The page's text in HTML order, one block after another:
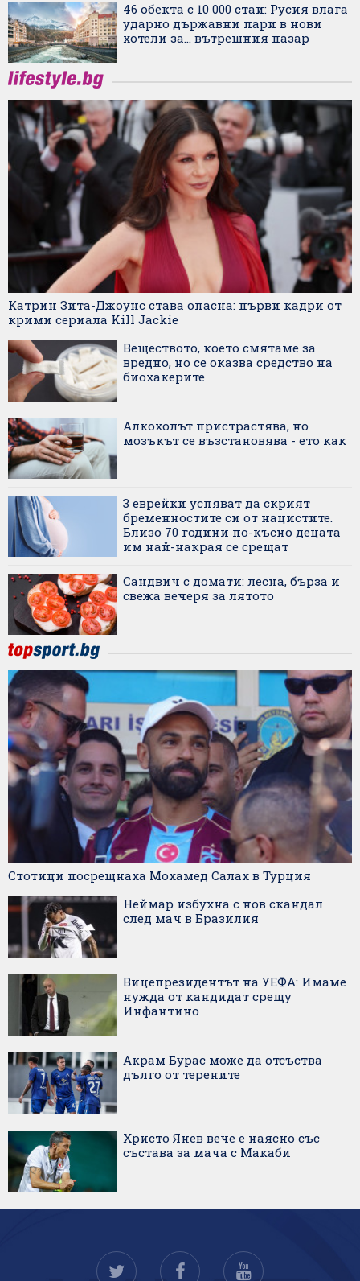
46 обекта с 10 000 стаи: Русия влага
ударно държавни пари в нови
хотели за... вътрешния пазар
Катрин Зита-Джоунс става опасна: първи кадри от
крими сериала Kill Jackie
Веществото, което смятаме за
вредно, но се оказва средство на
биохакерите
Алкохолът пристрастява, но
мозъкът се възстановява - ето как
3 еврейки успяват да скрият
бременностите си от нацистите.
Близо 70 години по-късно децата
им най-накрая се срещат
Сандвич с домати: лесна, бърза и
свежа вечеря за лятото
Стотици посрещнаха Мохамед Салах в Турция
Неймар избухна с нов скандал
след мач в Бразилия
Вицепрезидентът на УЕФА: Имаме
нужда от кандидат срещу
Инфантино
Акрам Бурас може да отсъства
дълго от терените
Христо Янев вече е наясно със
състава за мача с Макаби